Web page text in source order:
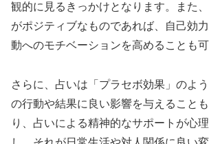
観的に見るきっかけとなります。また
がポジティブなものであれば、自己効
動へのモチベーションを高めることも可
さらに、占いは「プラセボ効果」のよ
の行動や結果に良い影響を与えること
り、占いによる精神的なサポートが心